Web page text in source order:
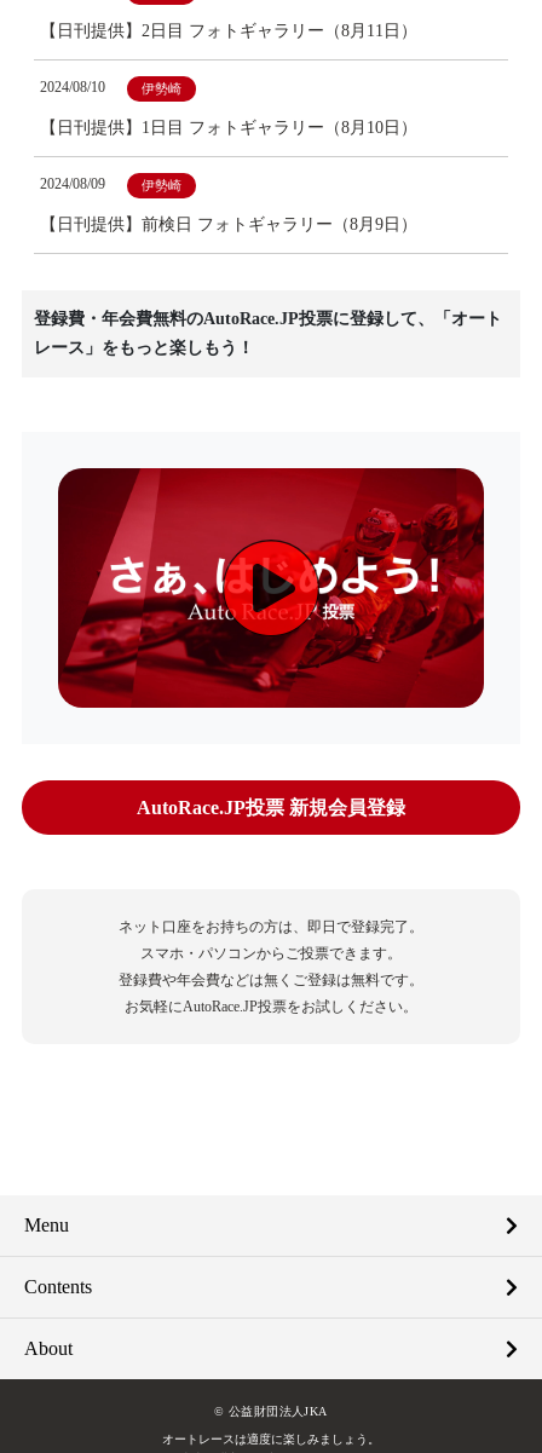
【日刊提供】2日目 フォトギャラリー（8月11日）
2024/08/10 伊勢崎
【日刊提供】1日目 フォトギャラリー（8月10日）
2024/08/09 伊勢崎
【日刊提供】前検日 フォトギャラリー（8月9日）
登録費・年会費無料のAutoRace.JP投票に登録して、「オート
レース」をもっと楽しもう！
AutoRace.JP投票 新規会員登録
ネット口座をお持ちの方は、即日で登録完了。
スマホ・パソコンからご投票できます。
登録費や年会費などは無くご登録は無料です。
お気軽にAutoRace.JP投票をお試しください。
Menu
Contents
About
© 公益財団法人JKA
オートレースは適度に楽しみましょう。